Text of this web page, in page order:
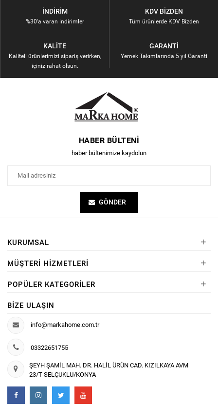
İNDIRIM
%30'a varan indirimler
KDV BIZDEN
Tüm ürünlerde KDV Bizden
KALITE
Kaliteli ürünlerimizi sipariş verirken,
içiniz rahat olsun.
GARANTI
Yemek Takımlarında 5 yıl Garanti
HABER BÜLTENI
haber bültenimize kaydolun
GÖNDER
KURUMSAL +
MÜŞTERI HIZMETLERI +
POPÜLER KATEGORILER +
BIZE ULAŞIN
info@markahome.com.tr
03322651755
ŞEYH ŞAMİL MAH. DR. HALİL ÜRÜN CAD. KIZILKAYA AVM
23/T SELÇUKLU/KONYA